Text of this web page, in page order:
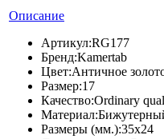
Описание
Артикул:RG177
Бренд:Kamertab
Цвет:Античное
Размер:17
Качество:Ordinary
Материал:
Размеры (мм.):35х24